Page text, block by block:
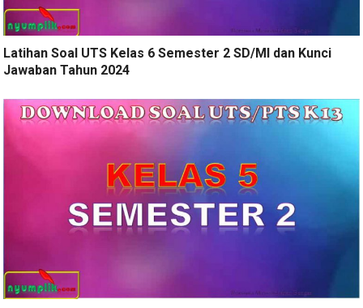
Latihan Soal UTS Kelas 6 Semester 2 SD/MI dan Kunci
Jawaban Tahun 2024